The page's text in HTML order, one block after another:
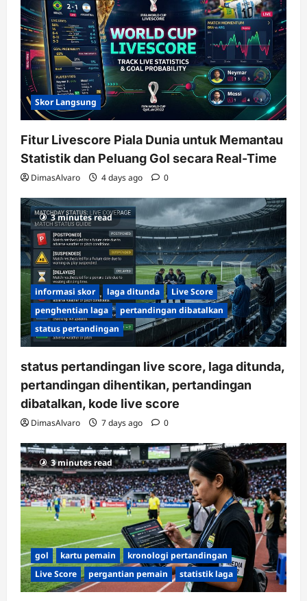
Skor Langsung
Fitur Livescore Piala Dunia untuk Memantau
Statistik dan Peluang Gol secara Real-Time
DimasAlvaro 4 days ago 0
3 minutes read
informasi skor laga ditunda
Live Score
penghentian laga
pertandingan dibatalkan
status pertandingan
status pertandingan live score, laga ditunda,
pertandingan dihentikan, pertandingan
dibatalkan, kode live score
DimasAlvaro 7 days ago 0
3 minutes read
gol kartu pemain
kronologi pertandingan
Live Score
pergantian pemain statistik laga